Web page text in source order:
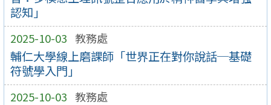
認知」
2025-10-03 教務處
輔仁大學線上磨課師「世界正在對你說話─基礎
符號學入門」
2025-10-03 教務處